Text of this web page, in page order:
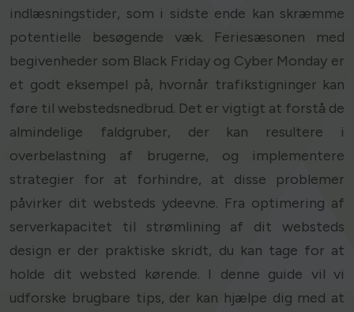
indlæsningstider, som i sidste ende kan skræmme
potentielle besøgende væk. Feriesæsonen med
begivenheder som Black Friday og Cyber Monday er
et godt eksempel på, hvornår trafikstigninger kan
føre til webstedsnedbrud. Det er vigtigt at forstå de
almindelige faldgruber, der kan resultere i
overbelastning af brugerne, og implementere
strategier for at forhindre, at disse problemer
påvirker dit websteds ydeevne. Fra optimering af
serverkapacitet til strømlining af dit websteds
design er der praktiske skridt, du kan tage for at
holde dit websted kørende. I denne guide vil vi
udforske brugbare tips, der kan hjælpe dig med at